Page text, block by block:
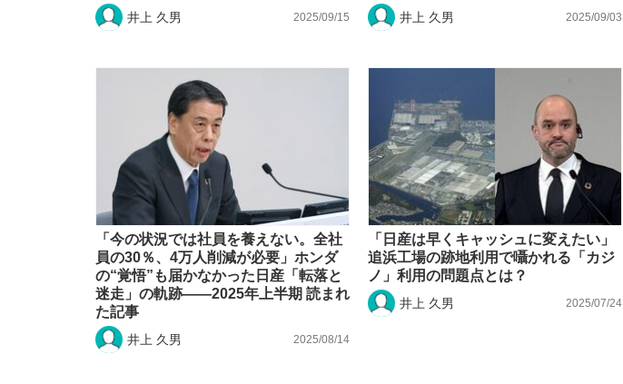
井上 久男 2025/09/15 井上 久男 2025/09/03
「今の状況では社員を養えない。全社
員の30％、4万人削減が必要」ホンダ
の“覚悟”も届かなかった日産「転落と
迷走」の軌跡――2025年上半期 読まれ
た記事
井上 久男 2025/08/14
「日産は早くキャッシュに変えたい」
追浜工場の跡地利用で囁かれる「カジ
ノ」利用の問題点とは？
井上 久男 2025/07/24